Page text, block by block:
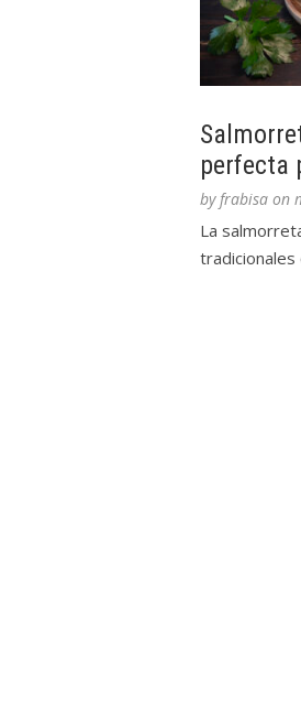
perfecta
byfrabisa on
La
tradicionales